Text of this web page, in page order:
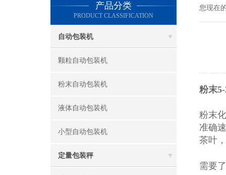
产品分类
PRODUCT CLASSIFICATION
自动包装机
颗粒自动包装机
粉末自动包装机
液体自动包装机
小型自动包装机
定量包装秤
您现在
粉末
粉末
准确
茶叶
需要